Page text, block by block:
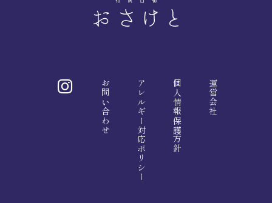
運営会社
個人情報保護方針
アレルギー対応ポリシー
お問い合わせ